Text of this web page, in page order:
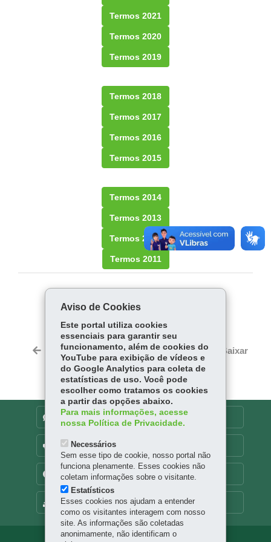
Termos 2021
Termos 2020
Termos 2019
Termos 2018
Termos 2017
Termos 2016
Termos 2015
Termos 2014
Termos 2013
Termos 2012
Termos 2011
ce
bo
ok
Tw
itt
er
ts
Ap
p
Voltar Início Imprimir Baixar
MAPA DO SITE
DENUNCIE CORRUPÇÃO
OUVIDORIA
TRANSPARÊNCIA INSTITUCIONAL
Aviso de Cookies
Este portal utiliza cookies
essenciais para garantir seu
funcionamento, além de cookies do
YouTube para exibição de vídeos e
do Google Analytics para coleta de
estatísticas de uso. Você pode
escolher como tratamos os cookies
a partir das opções abaixo.
Para mais informações, acesse
nossa Política de Privacidade.
Necessários
Sem esse tipo de cookie, nosso portal não
funciona plenamente. Esses cookies não
coletam informações sobre o visitante.
Estatísticos
Esses cookies nos ajudam a entender
como os visitantes interagem com nosso
site. As informações são coletadas
anonimamente, não identificam o